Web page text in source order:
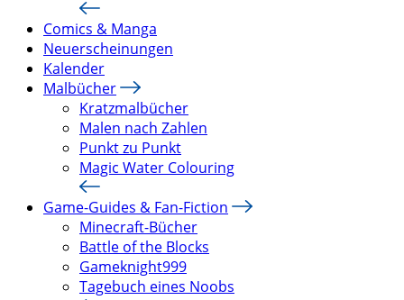
Comics & Manga
Neuerscheinungen
Kalender
Malbücher
Kratzmalbücher
Malen nach Zahlen
Punkt zu Punkt
Magic Water Colouring
Game-Guides & Fan-Fiction
Minecraft-Bücher
Battle of the Blocks
Gameknight999
Tagebuch eines Noobs